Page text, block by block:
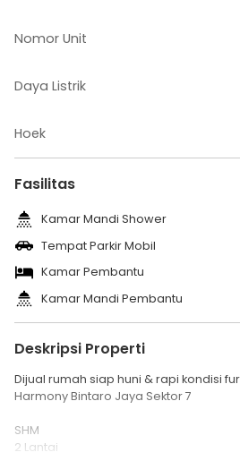
Nomor Unit
Daya Listrik
Hoek
Fasilitas
Kamar Mandi Shower
Tempat Parkir Mobil
Kamar Pembantu
Kamar Mandi Pembantu
Deskripsi Properti
Dijual rumah siap huni & rapi kondisi
Harmony Bintaro Jaya Sektor 7
SHM
2 Lantai